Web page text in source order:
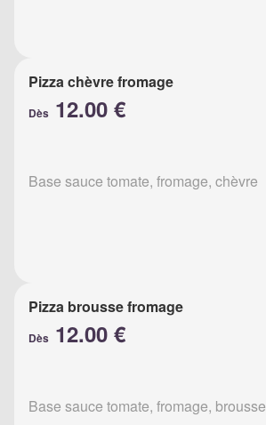
Pizza chèvre fromage
Dès 12.00 €
Base sauce tomate, fromage, chèvre
Pizza brousse fromage
Dès 12.00 €
Base sauce tomate, fromage, brousse